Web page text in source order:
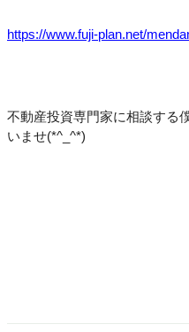
https://www.fuji-plan.net/
不動産投資専門家に相談する
いませ(*^_^*)